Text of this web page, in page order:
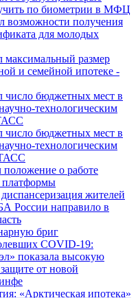
по биометрии в МФЦ
возможности получения
для молодых
максимальный размер
и семейной ипотеке -
число бюджетных мест в
технологическим
число бюджетных мест в
технологическим
о работе
платформы
жителей
России направило в
бриг
COVID-19:
показала высокую
от новой
«Арктическая ипотека»